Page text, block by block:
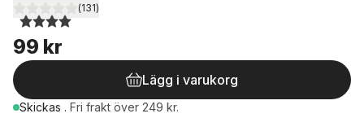
4,0utav 5 stjärnor. Totalt antal röster:
(131)
99 kr
Lägg i varukorg
Skickas . Fri frakt över 249 kr.